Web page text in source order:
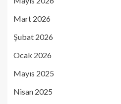
Mart 2026
Şubat 2026
Ocak 2026
Mayıs 2025
Nisan 2025